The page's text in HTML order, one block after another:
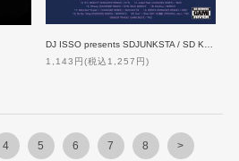
1,143円(税込1,257円)
4 5 6 7 8 >